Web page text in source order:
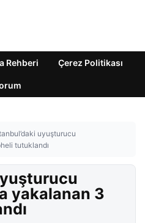
Rehberi Çerez Politikası
uyuşturucu
tutuklandı
yakalanan 3